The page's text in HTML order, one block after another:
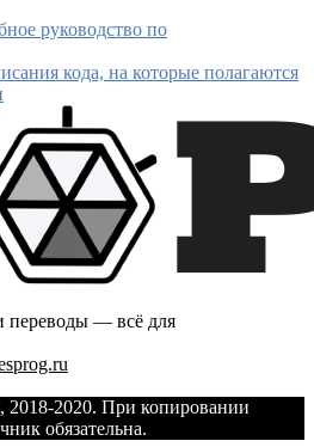
руководство по
кода, на которые полагаются
переводы — всё для
2018-2020. При копировании
обязательна.